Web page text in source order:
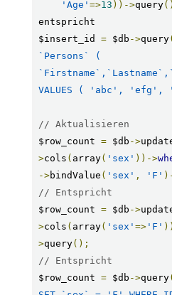
'Age' =>13 ))->query
entspricht
$insert_id = $db ->query
`Persons` (
VALUES ( 'abc', 'efg',
// Aktualisieren
$row_count = $db ->
>cols ( array( 'sex' ))->
->bindValue ( 'sex' , 'F'
// Entspricht
$row_count = $db ->
>cols ( array( 'sex' =>'F'
>query();
// Entspricht
$row_count = $db ->query